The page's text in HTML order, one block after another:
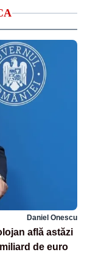
Daniel Onescu
află astăzi
de euro